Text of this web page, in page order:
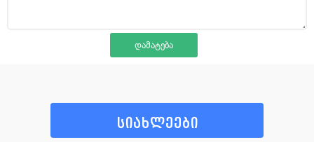
სიახლეები